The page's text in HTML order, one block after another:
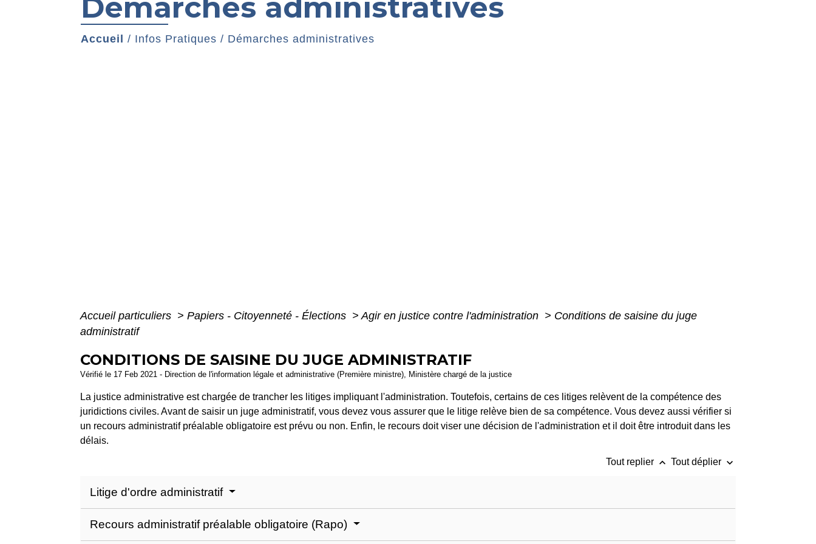
Démarches administratives
Accueil / Infos Pratiques / Démarches administratives
Accueil particuliers > Papiers - Citoyenneté - Élections > Agir en justice contre l'administration > Conditions de saisine du juge
administratif
CONDITIONS DE SAISINE DU JUGE ADMINISTRATIF
Vérifié le 17 Feb 2021 - Direction de l'information légale et administrative (Première ministre), Ministère chargé de la justice
La justice administrative est chargée de trancher les litiges impliquant l'administration. Toutefois, certains de ces litiges relèvent de la compétence des
juridictions civiles. Avant de saisir un juge administratif, vous devez vous assurer que le litige relève bien de sa compétence. Vous devez aussi vérifier si
un recours administratif préalable obligatoire est prévu ou non. Enfin, le recours doit viser une décision de l'administration et il doit être introduit dans les
délais.
Tout replier keyboard_arrow_up Tout déplier keyboard_arrow_down
Litige d'ordre administratif
Recours administratif préalable obligatoire (Rapo)